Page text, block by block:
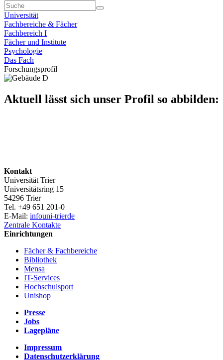
Universität
Fachbereiche & Fächer
Fachbereich I
Fächer und Institute
Psychologie
Das Fach
Forschungsprofil
Aktuell lässt sich unser Profil so abbilden:
Kontakt
Universität Trier
Universitätsring 15
54296 Trier
Tel. +49 651 201-0
E-Mail: infouni-trierde
Zentrale Kontakte
Einrichtungen
Fächer & Fachbereiche
Bibliothek
Mensa
IT-Services
Hochschulsport
Unishop
Presse
Jobs
Lagepläne
Impressum
Datenschutzerklärung